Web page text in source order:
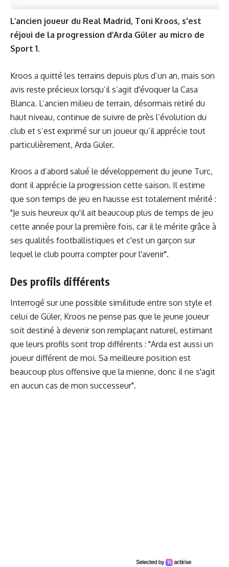
L’ancien joueur du Real Madrid, Toni Kroos, s'est
réjoui de la progression d’Arda Güler au micro de
Sport 1.
Kroos a quitté les terrains depuis plus d’un an, mais son
avis reste précieux lorsqu’il s’agit d'évoquer la Casa
Blanca. L’ancien milieu de terrain, désormais retiré du
haut niveau, continue de suivre de près l’évolution du
club et s’est exprimé sur un joueur qu’il apprécie tout
particulièrement, Arda Güler.
Kroos a d’abord salué le développement du jeune Turc,
dont il apprécie la progression cette saison. Il estime
que son temps de jeu en hausse est totalement mérité :
"Je suis heureux qu'il ait beaucoup plus de temps de jeu
cette année pour la première fois, car il le mérite grâce à
ses qualités footballistiques et c'est un garçon sur
lequel le club pourra compter pour l'avenir".
Des profils différents
Interrogé sur une possible similitude entre son style et
celui de Güler, Kroos ne pense pas que le jeune joueur
soit destiné à devenir son remplaçant naturel, estimant
que leurs profils sont trop différents : "Arda est aussi un
joueur différent de moi. Sa meilleure position est
beaucoup plus offensive que la mienne, donc il ne s'agit
en aucun cas de mon successeur".